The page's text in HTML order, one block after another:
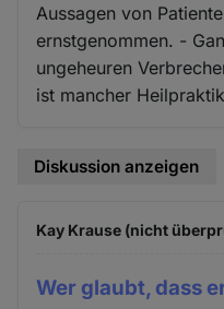
Aussagen von
ernstgenommen. -
ungeheuren
ist mancher
Diskussion anzeigen
Kay Krause (nicht
Wer glaubt, dass